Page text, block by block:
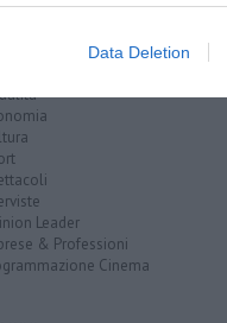
Data Deletion
Leader
& Professioni
Cinema